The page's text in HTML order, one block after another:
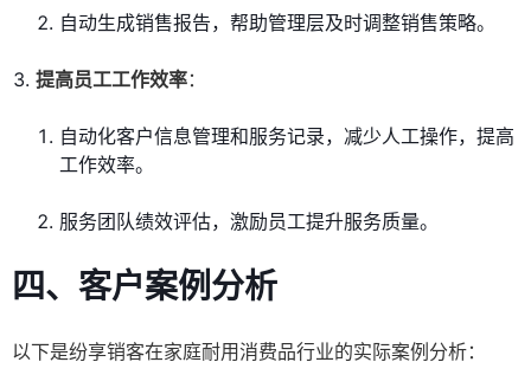
自动生成销售报告，帮助管理层及时调整销售策略。
提高员工工作效率：
自动化客户信息管理和服务记录，减少人工操作，提高
工作效率。
服务团队绩效评估，激励员工提升服务质量。
四、客户案例分析
以下是纷享销客在家庭耐用消费品行业的实际案例分析：